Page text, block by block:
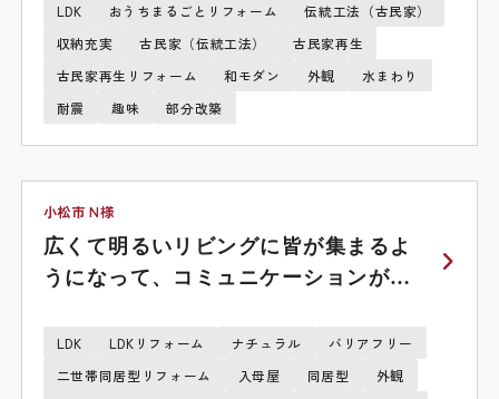
LDK おうちまるごとリフォーム
伝統工法（古民家）
収納充実
古民家（伝統工法）
古民家再生
古民家再生リフォーム
和モダン 外観
水まわり
耐震
趣味 部分改築
小松市 N様
広くて明るいリビングに皆が集まるよ
うになって、コミュニケーションが取
LDK LDKリフォーム ナチュラル
バリアフリー
二世帯同居型リフォーム
入母屋 同居型
外観